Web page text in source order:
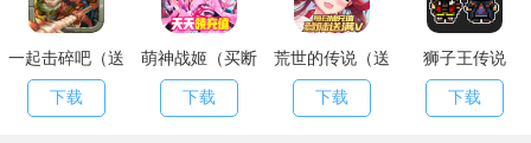
一起击碎吧（送
终身卡）
下载
萌神战姬（买断
版）
下载
荒世的传说（送
海量红包）
下载
狮子王传说
下载